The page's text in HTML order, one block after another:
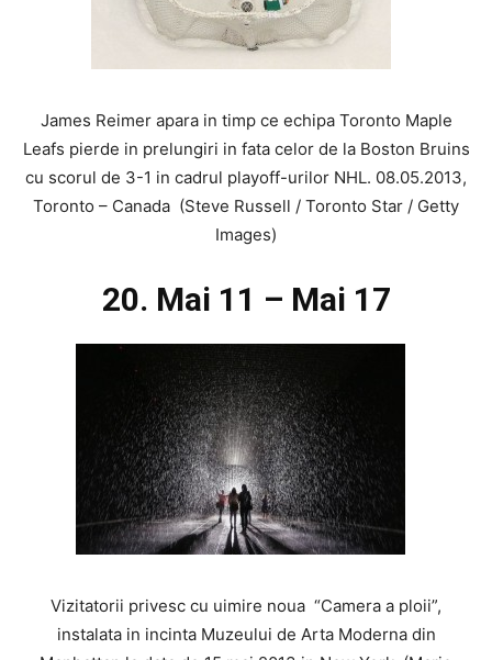
James Reimer apara in timp ce echipa Toronto Maple
Leafs pierde in prelungiri in fata celor de la Boston Bruins
cu scorul de 3-1 in cadrul playoff-urilor NHL. 08.05.2013,
Toronto – Canada (Steve Russell / Toronto Star / Getty
Images)
20. Mai 11 – Mai 17
Vizitatorii privesc cu uimire noua “Camera a ploii”,
instalata in incinta Muzeului de Arta Moderna din